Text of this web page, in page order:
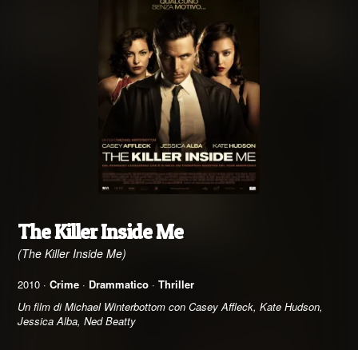
The Killer Inside Me
(The Killer Inside Me)
2010 · Crime · Drammatico ·Thriller
Un film di Michael Winterbottom con Casey Affleck, Kate Hudson,
Jessica Alba, Ned Beatty